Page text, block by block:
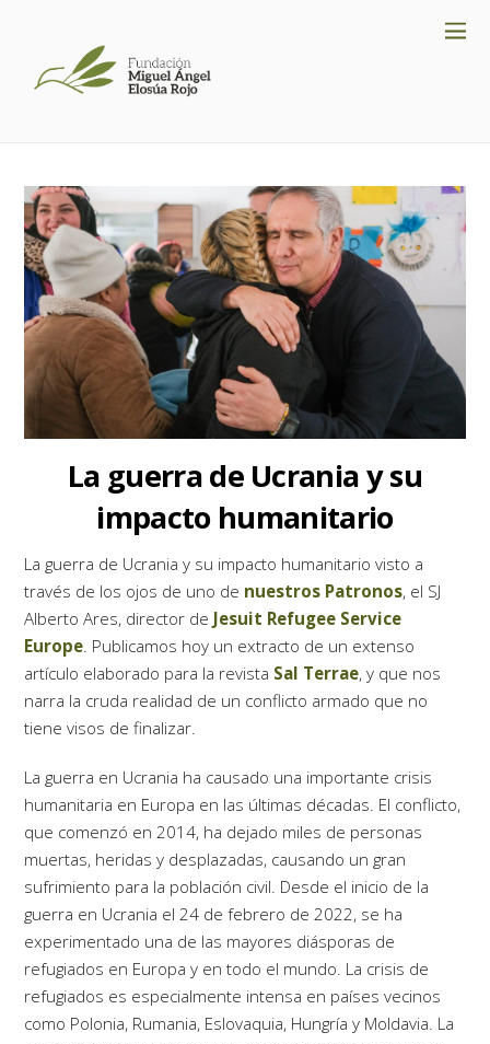
La guerra de Ucrania y su
impacto humanitario
La guerra de Ucrania y su impacto humanitario visto a
través de los ojos de uno de nuestros Patronos, el SJ
Alberto Ares, director de Jesuit Refugee Service
Europe . Publicamos hoy un extracto de un extenso
artículo elaborado para la revista Sal Terrae, y que nos
narra la cruda realidad de un conflicto armado que no
tiene visos de finalizar.
La guerra en Ucrania ha causado una importante crisis
humanitaria en Europa en las últimas décadas. El conflicto,
que comenzó en 2014, ha dejado miles de personas
muertas, heridas y desplazadas, causando un gran
sufrimiento para la población civil. Desde el inicio de la
guerra en Ucrania el 24 de febrero de 2022, se ha
experimentado una de las mayores diásporas de
refugiados en Europa y en todo el mundo. La crisis de
refugiados es especialmente intensa en países vecinos
como Polonia, Rumania, Eslovaquia, Hungría y Moldavia. La